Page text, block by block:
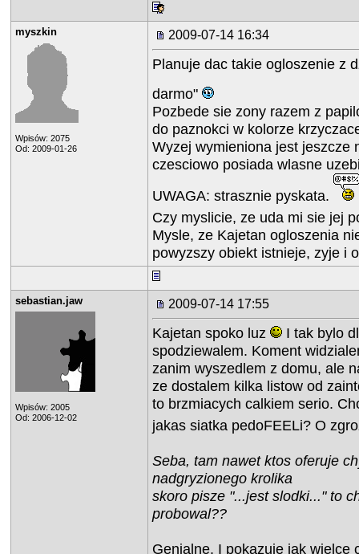
myszkin
Wpisów: 2075
Od: 2009-01-26
2009-07-14 16:34
Planuje dac takie ogloszenie z
darmo"
Pozbede sie zony razem z
do paznokci w kolorze
Wyzej wymieniona jest jeszcze
czesciowo posiada wlasne
UWAGA: strasznie pyskata.
Czy myslicie, ze uda mi sie jej
Mysle, ze Kajetan ogloszenia
powyzszy obiekt istnieje, zyje i
sebastian.jaw
Wpisów: 2005
Od: 2006-12-02
2009-07-14 17:55
Kajetan spoko luz
I tak bylo
spodziewalem. Koment
zanim wyszedlem z domu, ale
ze dostalem kilka listow od
to brzmiacych calkiem serio.
jakas siatka pedoFEELi? O
Seba, tam nawet ktos oferuje
nadgryzionego krolika
skoro pisze "...jest slodki..." to
probowal??
Genialne. I pokazuje jak wielce